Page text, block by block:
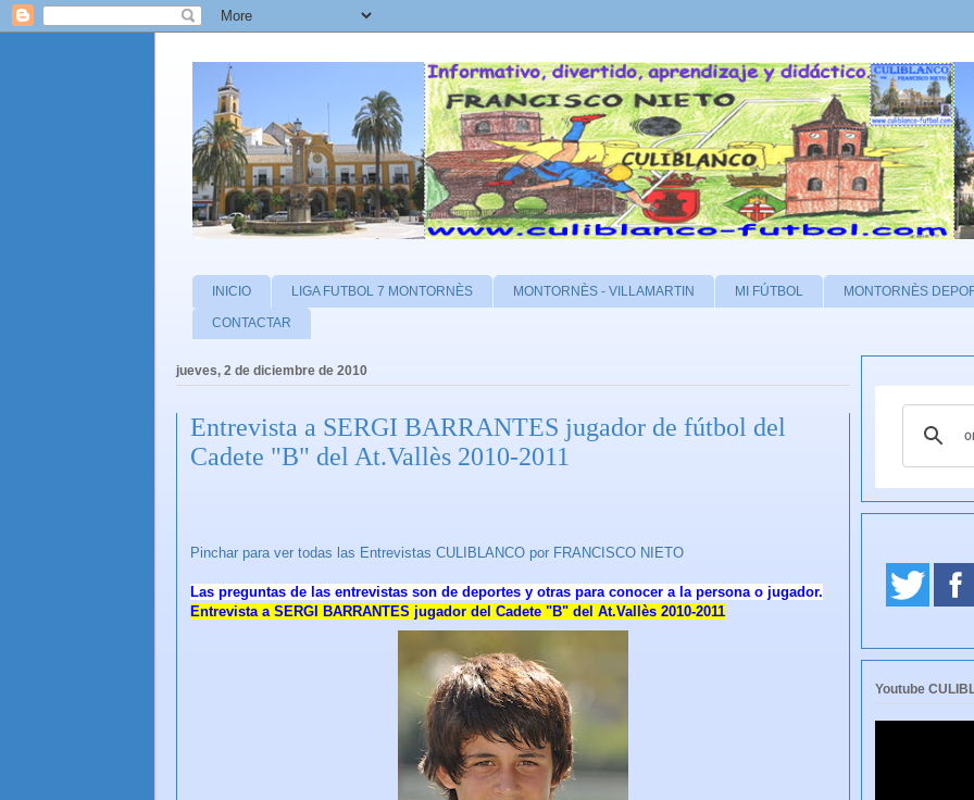
INICIO LIGA FUTBOL 7 MONTORNÈS MONTORNÈS - VILLAMARTIN MI FÚTBOL MONTORNÈS
CONTACTAR
jueves, 2 de diciembre de 2010
Entrevista a SERGI BARRANTES jugador de fútbol del
Cadete "B" del At.Vallès 2010-2011
Pinchar para ver todas las Entrevistas CULIBLANCO por FRANCISCO NIETO
Las preguntas de las entrevistas son de deportes y otras para conocer a la persona o jugador.
Entrevista a SERGI BARRANTES jugador del Cadete "B" del At.Vallès 2010-2011
Youtube